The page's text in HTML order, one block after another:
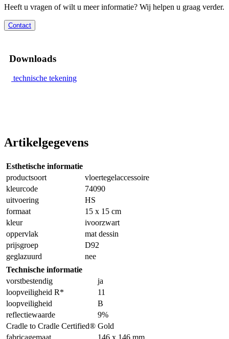
Heeft u vragen of wilt u meer informatie? Wij helpen u graag verder.
Contact
Downloads
technische tekening
Artikelgegevens
Esthetische informatie
productsoort
vloertegelaccessoire
kleurcode
74090
uitvoering
HS
formaat
15 x 15 cm
kleur
ivoorzwart
oppervlak
mat dessin
prijsgroep
D92
geglazuurd
nee
Technische informatie
vorstbestendig
ja
loopveiligheid R*
11
loopveiligheid
B
reflectiewaarde
9%
Cradle to Cradle Certified® Gold